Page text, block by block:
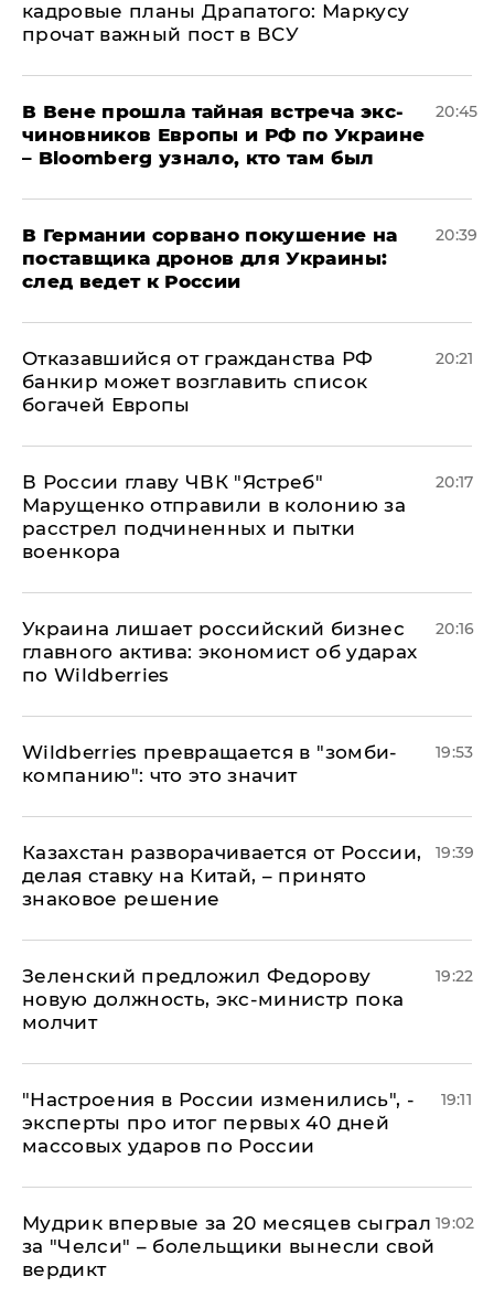
кадровые планы Драпатого: Маркусу
прочат важный пост в ВСУ
В Вене прошла тайная встреча экс-
чиновников Европы и РФ по Украине
– Bloomberg узнало, кто там был
20:45
​В Германии сорвано покушение на
поставщика дронов для Украины:
след ведет к России
20:39
Отказавшийся от гражданства РФ
банкир может возглавить список
богачей Европы
20:21
В России главу ЧВК "Ястреб"
Марущенко отправили в колонию за
расстрел подчиненных и пытки
военкора
20:17
​Украина лишает российский бизнес
главного актива: экономист об ударах
по Wildberries
20:16
Wildberries превращается в "зомби-
компанию": что это значит
19:53
Казахстан разворачивается от России,
делая ставку на Китай, – принято
знаковое решение
19:39
Зеленский предложил Федорову
новую должность, экс-министр пока
молчит
19:22
"Настроения в России изменились", -
эксперты про итог первых 40 дней
массовых ударов по России
19:11
Мудрик впервые за 20 месяцев сыграл
за "Челси" – болельщики вынесли свой
вердикт
19:02